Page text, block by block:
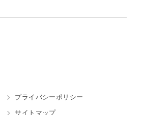
プライバシーポリシー
サイトマップ